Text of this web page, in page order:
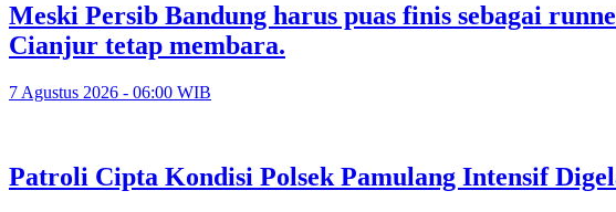
Meski Persib Bandung harus puas finis sebagai
Cianjur tetap membara.
7 Agustus 2026 - 06:00 WIB
Patroli Cipta Kondisi Polsek Pamulang Intensif